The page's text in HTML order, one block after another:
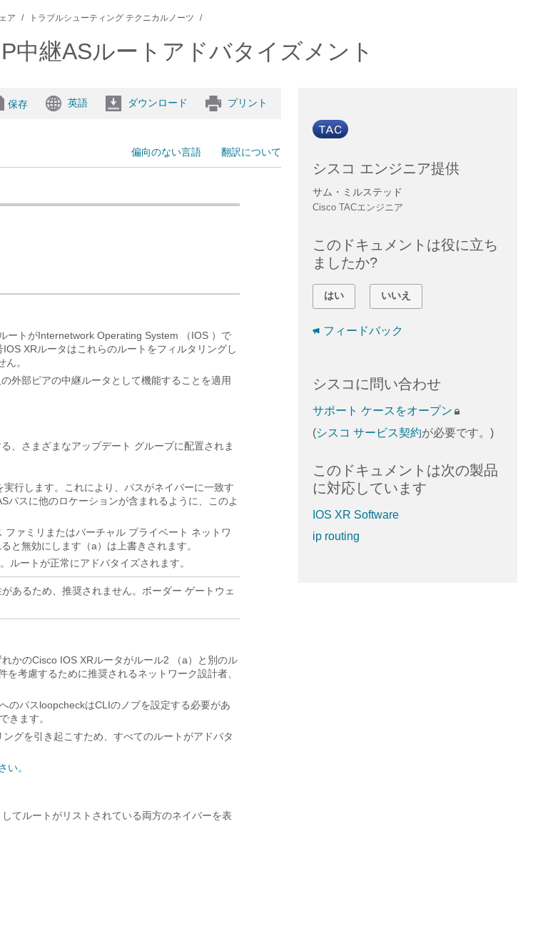
ア トラブルシューティング テクニカルノーツ
中継ASルートアドバタイズメント
保存 英語 ダウンロード プリント
偏向のない言語
翻訳について
ートがInternetwork Operating System （IOS ）で
XRルータはこれらのルートをフィルタリングし
。
外部ピアの中継ルータとして機能することを適用
、さまざまなアップデート グループに配置されま
行します。これにより、パスがネイバーに一致す
パスに他のロケーションが含まれるように、このよ
ァミリまたはバーチャル プライベート ネットワ
と無効にします（a）は上書きされます。
ルートが正常にアドバタイズされます。
あるため、推奨されません。ボーダー ゲートウェ
かのCisco IOS XRルータがルール2 （a）と別のル
考慮するために推奨されるネットワーク設計者、
のパスloopcheckはCLIのノブを設定する必要があ
きます。
グを引き起こすため、すべてのルートがアドバタ
い。
てルートがリストされている両方のネイバーを表
シスコ エンジニア提供
サム・ミルステッド
Cisco TACエンジニア
このドキュメントは役に立ち
ましたか?
はい いいえ
フィードバック
シスコに問い合わせ
サポート ケースをオープン
(シスコ サービス契約が必要です。)
このドキュメントは次の製品
に対応しています
IOS XR Software
ip routing